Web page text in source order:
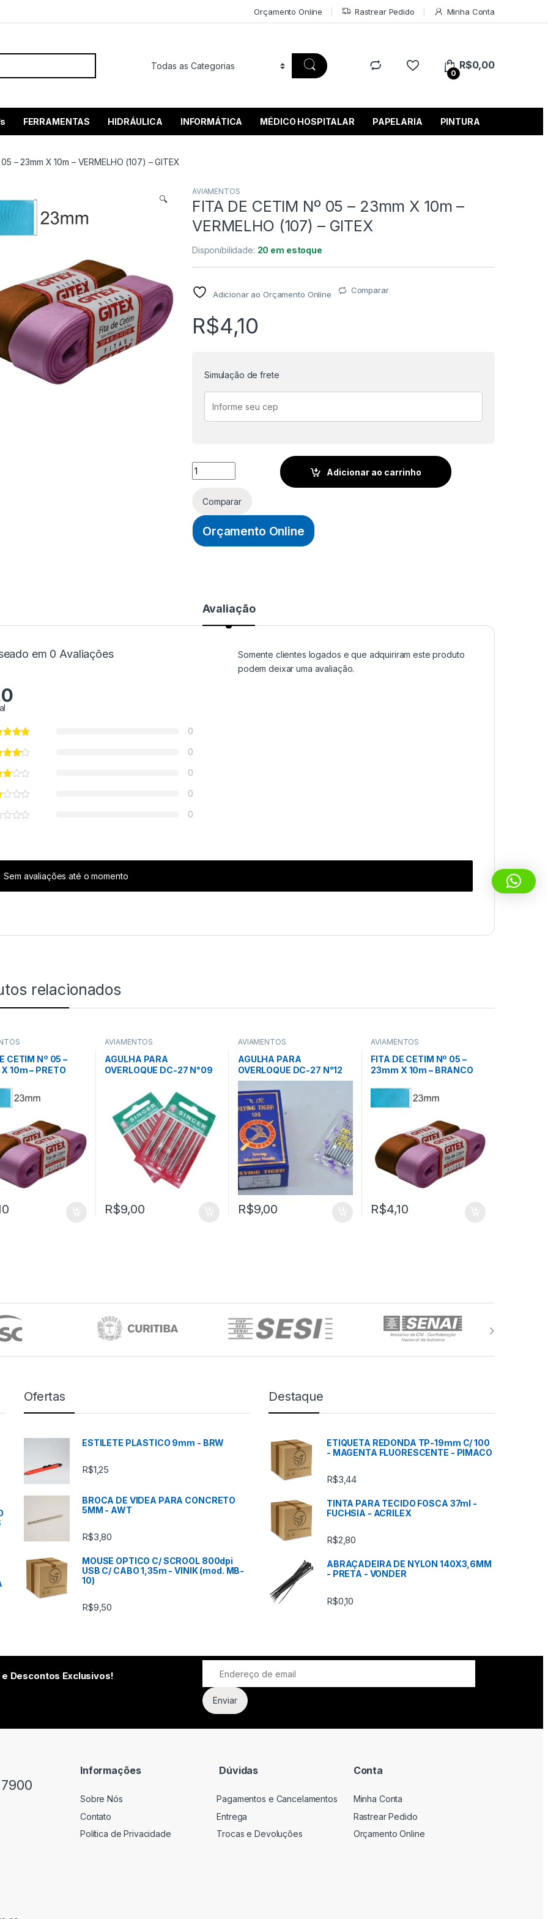
Orçamento Online Rastrear Pedido Minha Conta
por:
0
R$0,00
FERRAMENTAS HIDRÁULICA INFORMÁTICA MÉDICO HOSPITALAR PAPELARIA PINTURA
– 23mm X 10m – VERMELHO (107) – GITEX
🔍
AVIAMENTOS
FITA DE CETIM Nº 05 – 23mm X 10m –
VERMELHO (107) – GITEX
Disponibilidade: 20 em estoque
Adicionar ao Orçamento Online Comparar
R$4,10
Simulação de frete
FITA DE CETIM Nº 05 - 23mm X 10m - VERMELHO (107) - GITEX quantidade
Adicionar ao carrinho
Comparar
Orçamento Online
Avaliação
em 0 Avaliações
0
0
0
0
0
Somente clientes logados e que adquiriram este produto
podem deixar uma avaliação.
Sem avaliações até o momento
relacionados
CETIM Nº 05 –
10m – PRETO
AVIAMENTOS
AGULHA PARA
OVERLOQUE DC-27 N°09
R$9,00
AVIAMENTOS
AGULHA PARA
OVERLOQUE DC-27 N°12
C/ 10 UNID – FLYING TIGER
R$9,00
AVIAMENTOS
FITA DE CETIM Nº 05 –
23mm X 10m – BRANCO
R$4,10
Ofertas
ESTILETE PLASTICO 9mm - BRW
R$1,25
BROCA DE VIDEA PARA CONCRETO
5MM - AWT
R$3,80
MOUSE OPTICO C/ SCROOL 800dpi
USB C/ CABO 1,35m - VINIK (mod. MB-
10)
R$9,50
Destaque
ETIQUETA REDONDA TP-19mm C/ 100
- MAGENTA FLUORESCENTE - PIMACO
R$3,44
TINTA PARA TECIDO FOSCA 37ml -
FUCHSIA - ACRILEX
R$2,80
ABRAÇADEIRA DE NYLON 140X3,6MM
- PRETA - VONDER
R$0,10
Descontos Exclusivos!
Informações
Sobre Nós
Contato
Política de Privacidade
Dúvidas
Pagamentos e Cancelamentos
Entrega
Trocas e Devoluções
Conta
Minha Conta
Rastrear Pedido
Orçamento Online